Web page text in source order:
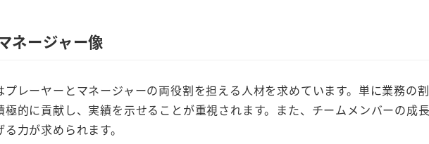
ネージャー像
レーヤーとマネージャーの両役割を担える人材を求めています。単に業務の
的に貢献し、実績を示せることが重視されます。また、チームメンバーの成
力が求められます。